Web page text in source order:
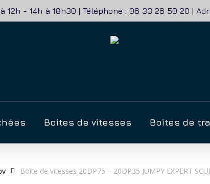
- 14h à 18h30 | Téléphone : 06 33 26 50 20 |
Boites de vitesses Boites de
Boite de vitesses 20DP75 – 20DP35 JUMPY EXPERT